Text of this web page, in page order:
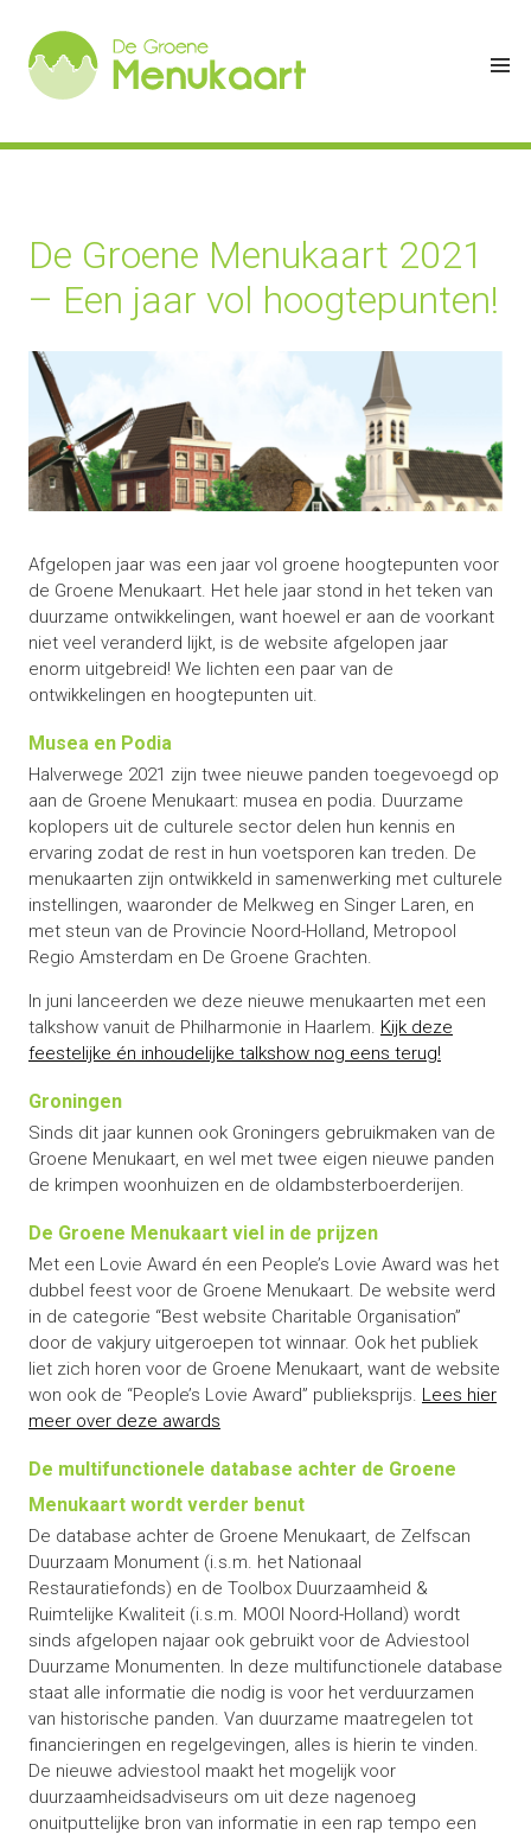
De Groene Menukaart 2021
– Een jaar vol hoogtepunten!
Afgelopen jaar was een jaar vol groene hoogtepunten voor
de Groene Menukaart. Het hele jaar stond in het teken van
duurzame ontwikkelingen, want hoewel er aan de voorkant
niet veel veranderd lijkt, is de website afgelopen jaar
enorm uitgebreid! We lichten een paar van de
ontwikkelingen en hoogtepunten uit.
Musea en Podia
Halverwege 2021 zijn twee nieuwe panden toegevoegd op
aan de Groene Menukaart: musea en podia. Duurzame
koplopers uit de culturele sector delen hun kennis en
ervaring zodat de rest in hun voetsporen kan treden. De
menukaarten zijn ontwikkeld in samenwerking met culturele
instellingen, waaronder de Melkweg en Singer Laren, en
met steun van de Provincie Noord-Holland, Metropool
Regio Amsterdam en De Groene Grachten.
In juni lanceerden we deze nieuwe menukaarten met een
talkshow vanuit de Philharmonie in Haarlem. Kijk deze
feestelijke én inhoudelijke talkshow nog eens terug!
Groningen
Sinds dit jaar kunnen ook Groningers gebruikmaken van de
Groene Menukaart, en wel met twee eigen nieuwe panden
de krimpen woonhuizen en de oldambsterboerderijen.
De Groene Menukaart viel in de prijzen
Met een Lovie Award én een People’s Lovie Award was het
dubbel feest voor de Groene Menukaart. De website werd
in de categorie “Best website Charitable Organisation”
door de vakjury uitgeroepen tot winnaar. Ook het publiek
liet zich horen voor de Groene Menukaart, want de website
won ook de “People’s Lovie Award” publieksprijs. Lees hier
meer over deze awards
De multifunctionele database achter de Groene
Menukaart wordt verder benut
De database achter de Groene Menukaart, de Zelfscan
Duurzaam Monument (i.s.m. het Nationaal
Restauratiefonds) en de Toolbox Duurzaamheid &
Ruimtelijke Kwaliteit (i.s.m. MOOI Noord-Holland) wordt
sinds afgelopen najaar ook gebruikt voor de Adviestool
Duurzame Monumenten. In deze multifunctionele database
staat alle informatie die nodig is voor het verduurzamen
van historische panden. Van duurzame maatregelen tot
financieringen en regelgevingen, alles is hierin te vinden.
De nieuwe adviestool maakt het mogelijk voor
duurzaamheidsadviseurs om uit deze nagenoeg
onuitputtelijke bron van informatie in een rap tempo een